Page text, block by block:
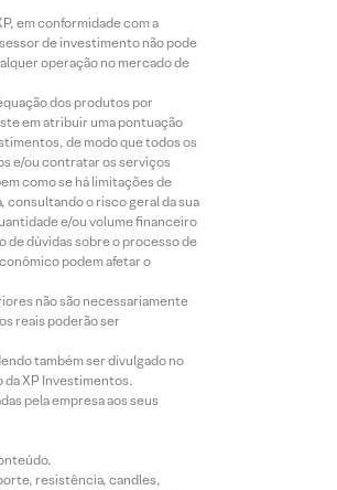
em conformidade com a
de investimento não pode
operação no mercado de
dos produtos por
em atribuir uma pontuação
de modo que todos os
e/ou contratar os serviços
como se há limitações de
consultando o risco geral da sua
e/ou volume financeiro
de dúvidas sobre o processo de
podem afetar o
não são necessariamente
reais poderão ser
também ser divulgado no
da XP Investimentos.
pela empresa aos seus
resistência, candles,